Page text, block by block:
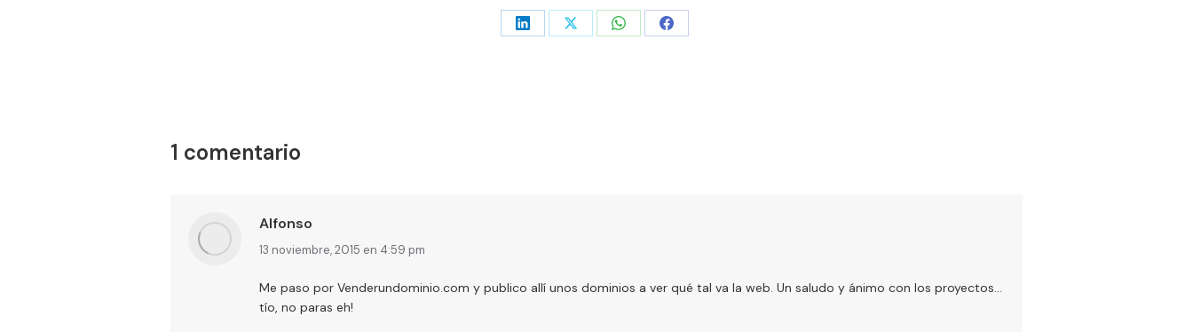
Share Share Share Share
1 comentario
Alfonso
dice:
13 noviembre, 2015 en 4:59 pm
Me paso por Venderundominio.com y publico allí unos dominios a ver qué tal va la web. Un saludo y ánimo con los proyectos…
tío, no paras eh!